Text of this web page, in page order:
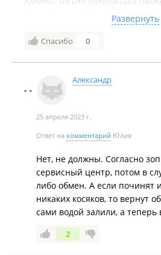
удивлены , почему магазин
принял инструмент а
дорогу . Осадок конечно
если не прошло с момента
Развернуть
Спасибо 0
Александр
25 апреля 2023 г.
Ответ на комментарий Юлия
Нет, не должны. Согласно
сервисный центр, потом в
либо обмен. А если починят
никаких косяков, то вернут
сами водой залили, а теперь
2